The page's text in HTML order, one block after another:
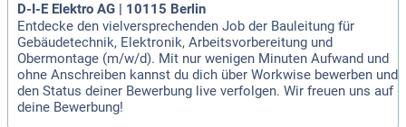
D-I-E Elektro AG | 10115 Berlin
Entdecke den vielversprechenden Job der Bauleitung für
Gebäudetechnik, Elektronik, Arbeitsvorbereitung und
Obermontage (m/w/d). Mit nur wenigen Minuten Aufwand und
ohne Anschreiben kannst du dich über Workwise bewerben und
den Status deiner Bewerbung live verfolgen. Wir freuen uns auf
deine Bewerbung!